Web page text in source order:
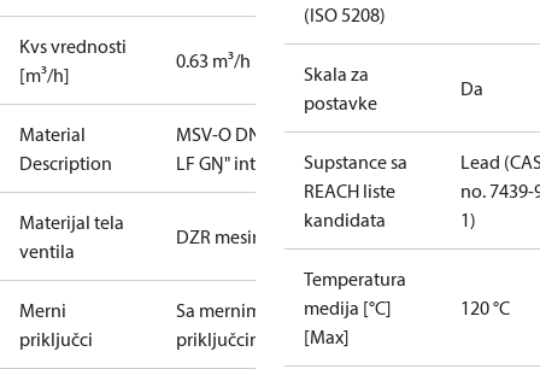
Kvs vrednosti
[m³/h]
0.63 m³/h
Material
Description
MSV-O DN15
LF GŊ" int.
Materijal tela
ventila
DZR mesing
Merni
priključci
Sa mernim
priključcima
(ISO 5208)
Skala za
postavke
Da
Supstance sa
REACH liste
kandidata
Lead
no. 7439-
1)
Temperatura
medija [°C]
[Max]
120 °C